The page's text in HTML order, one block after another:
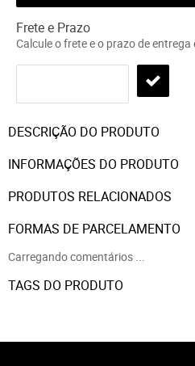
Frete e Prazo
Calcule o frete e o prazo de
DESCRIÇÃO DO PRODUTO
INFORMAÇÕES DO PRODUTO
PRODUTOS RELACIONADOS
FORMAS DE PARCELAMENTO
Carregando comentários ...
TAGS DO PRODUTO